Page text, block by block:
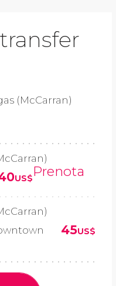
(McCarran)
US$Prenota
45US$